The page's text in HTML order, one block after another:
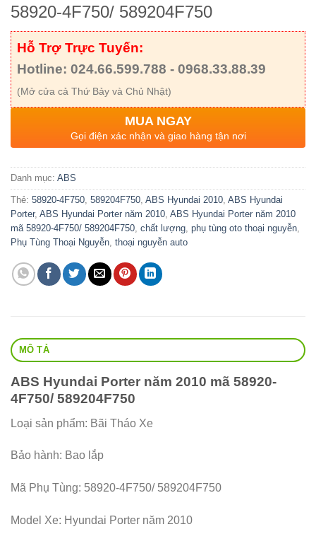
58920-4F750/ 589204F750
Hỗ Trợ Trực Tuyến:
Hotline: 024.66.599.788 - 0968.33.88.39
(Mở cửa cả Thứ Bảy và Chủ Nhật)
MUA NGAY
Gọi điện xác nhận và giao hàng tận nơi
Danh mục: ABS
Thẻ: 58920-4F750, 589204F750, ABS Hyundai 2010, ABS Hyundai
Porter, ABS Hyundai Porter năm 2010, ABS Hyundai Porter năm 2010
mã 58920-4F750/ 589204F750, chất lượng, phụ tùng oto thoại nguyễn,
Phụ Tùng Thoại Nguyễn, thoại nguyễn auto
MÔ TẢ
ABS Hyundai Porter năm 2010 mã 58920-
4F750/ 589204F750
Loại sản phẩm: Bãi Tháo Xe
Bảo hành: Bao lắp
Mã Phụ Tùng: 58920-4F750/ 589204F750
Model Xe: Hyundai Porter năm 2010